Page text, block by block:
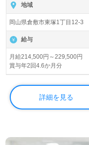
ムみどりの杜』水清
部：岡山県倉敷市）
護老人ホーム、ヘルパ
ョートステイ、介護
宅、看護小規模多機能
開されています。
◎多職種、幅広い年代
居宅介護、ショート
看護助手や介護職経
考課も働くあなたの
地域
岡山県倉敷市東塚1丁目12-3
給与
月給214,500円～229,500円
賞与年2回4.6か月分
詳細を見る